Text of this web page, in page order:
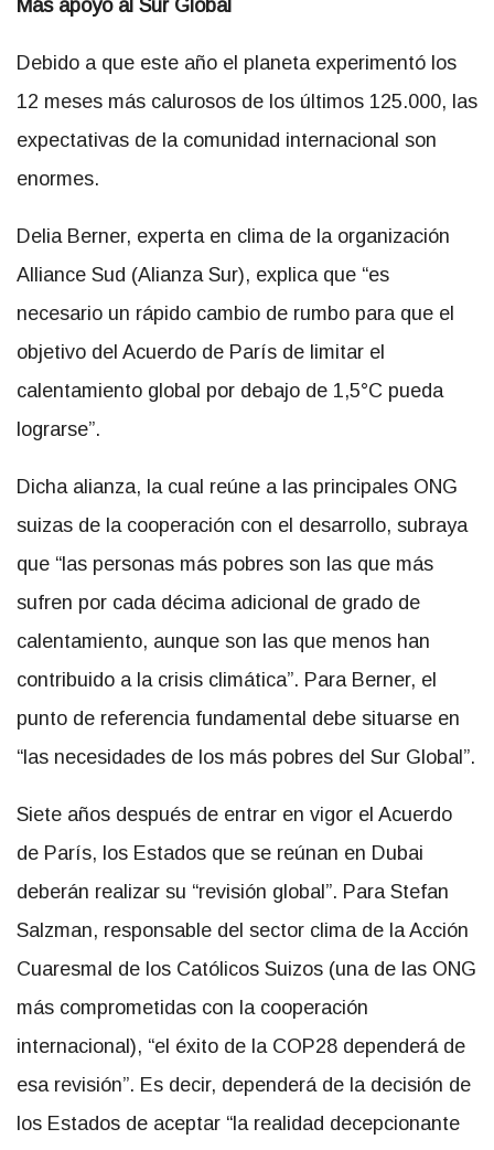
Más apoyo al Sur Global
Debido a que este año el planeta experimentó los
12 meses más calurosos de los últimos 125.000, las
expectativas de la comunidad internacional son
enormes.
Delia Berner, experta en clima de la organización
Alliance Sud (Alianza Sur), explica que “es
necesario un rápido cambio de rumbo para que el
objetivo del Acuerdo de París de limitar el
calentamiento global por debajo de 1,5°C pueda
lograrse”.
Dicha alianza, la cual reúne a las principales ONG
suizas de la cooperación con el desarrollo, subraya
que “las personas más pobres son las que más
sufren por cada décima adicional de grado de
calentamiento, aunque son las que menos han
contribuido a la crisis climática”. Para Berner, el
punto de referencia fundamental debe situarse en
“las necesidades de los más pobres del Sur Global”.
Siete años después de entrar en vigor el Acuerdo
de París, los Estados que se reúnan en Dubai
deberán realizar su “revisión global”. Para Stefan
Salzman, responsable del sector clima de la Acción
Cuaresmal de los Católicos Suizos (una de las ONG
más comprometidas con la cooperación
internacional), “el éxito de la COP28 dependerá de
esa revisión”. Es decir, dependerá de la decisión de
los Estados de aceptar “la realidad decepcionante